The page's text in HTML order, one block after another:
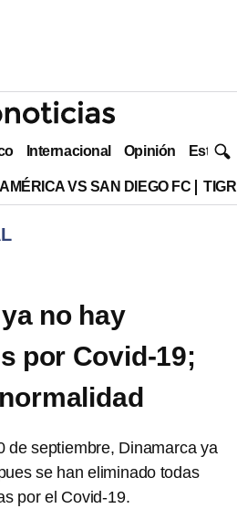
Internacional Opinión Estilo
AMÉRICA VS SAN DIEGO FC
no hay
por Covid-19;
de septiembre, Dinamarca ya
se han eliminado todas
por el Covid-19.